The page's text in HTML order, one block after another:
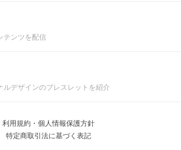
テンツを配信
ルデザインのブレスレットを紹介
利用規約・個人情報保護方針
特定商取引法に基づく表記